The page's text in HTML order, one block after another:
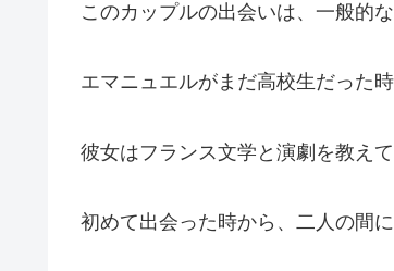
このカップルの出会いは、一般的
エマニュエルがまだ高校生だった
彼女はフランス文学と演劇を教え
初めて出会った時から、二人の間